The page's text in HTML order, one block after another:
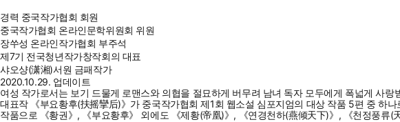
경력 중국작가협회 회원
중국작가협회 온라인문학위원회 위원
장쑤성 온라인작가협회 부주석
제7기 전국청년작가창작회의 대표
샤오샹(潇湘)서원 금패작가
2020.10.29. 업데이트
여성 작가로서는 보기 드물게 로맨스와 의협을 절묘하게 버무려 남녀 독자 모두에게 폭넓게 사랑
대표작 《부요황후(扶摇攣后)》가 중국작가협회 제1회 웹소설 심포지엄의 대상 작품 5편 중 하
작품으로 《황권》, 《부요황후》 외에도 《제황(帝凰)》, 《연경천하(燕倾天下)》, 《천정풍류